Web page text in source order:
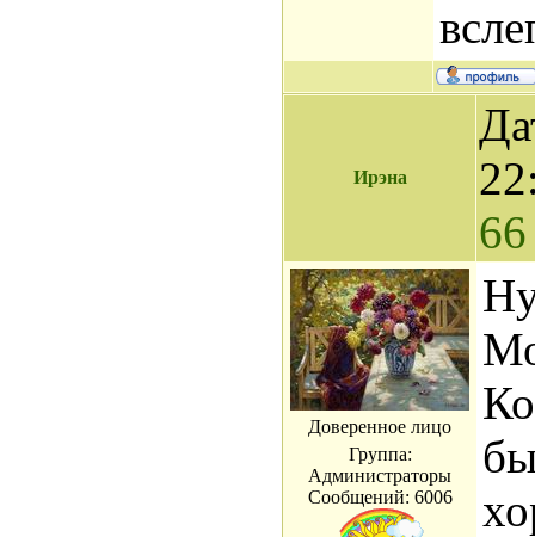
Ирэна
66
Доверенное лицо
Группа:
Администраторы
Сообщений: 6006